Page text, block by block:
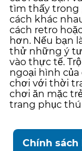
tìm thấy trong
cách khác
cách retro
hơn. Nếu bạn
thử những ý
vào thực tế.
ngoại hình của
chơi với thời
chơi ăn mặc
trang phục
Chính sách